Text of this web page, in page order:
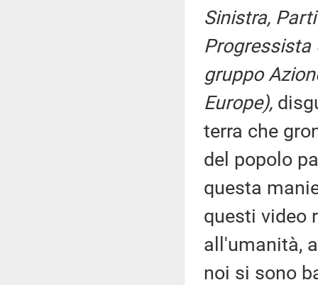
Sinistra,
Progressista
gruppo
Europe),
terra che
del popolo
questa
questi video
all'umanità,
noi si sono